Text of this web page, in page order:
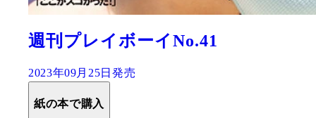
週刊プレイボーイNo.41
2023年09月25日発売
紙の本で購入